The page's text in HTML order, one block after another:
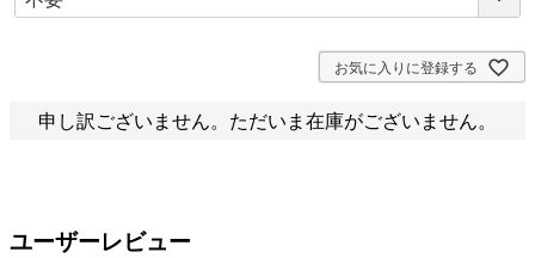
お気に入りに登録する
申し訳ございません。ただいま在庫がございません。
ユーザーレビュー